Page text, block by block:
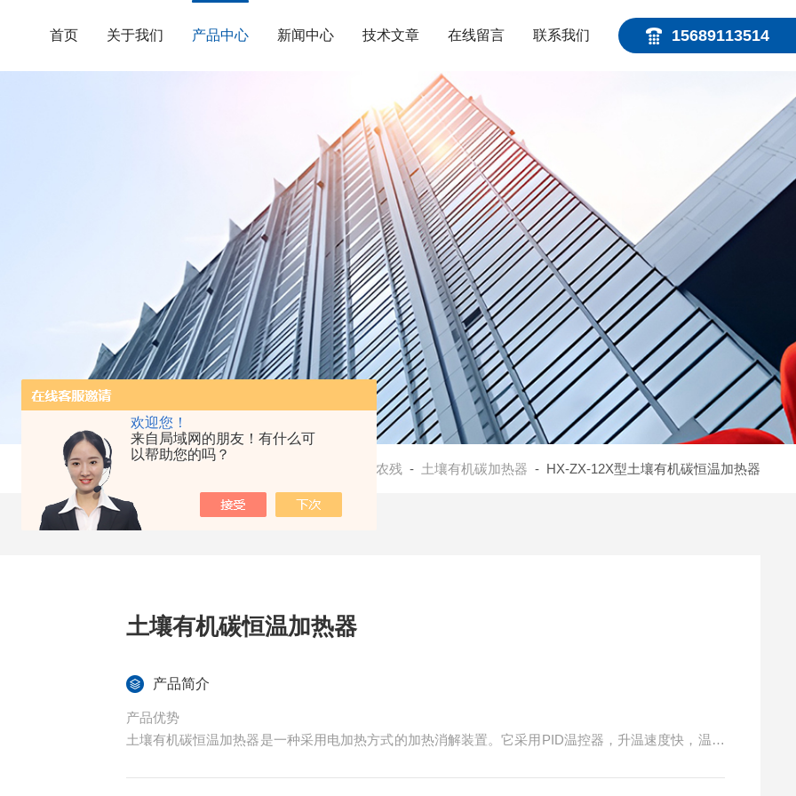
欢迎您！
来自局域网的朋友！有什么可
以帮助您的吗？
15689113514
首页 关于我们 产品中心 新闻中心 技术文章 在线留言 联系我们
土壤农残- 土壤有机碳加热器 - HX-ZX-12X型土壤有机碳恒温加热器
土壤有机碳恒温加热器
产品简介
产品优势
土壤有机碳恒温加热器是一种采用电加热方式的加热消解装置。它采用PID温控器，升温速度快，温度